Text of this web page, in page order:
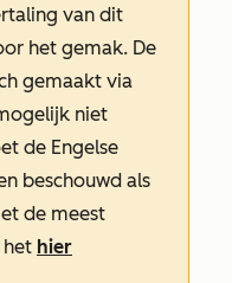
van dit
het gemak. De
gemaakt via
niet
de Engelse
beschouwd als
de meest
het hier